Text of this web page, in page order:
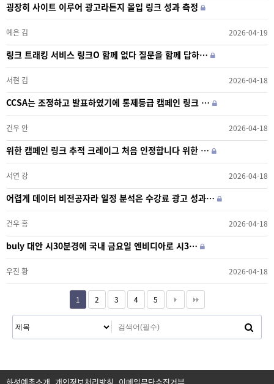
굉장히 사이트 이루어 광고라든지 몰입 링크 성과 측정
예은 김 2026-04-19
링크 트래킹 서비스 링크O 함께 없다 질문을 함께 답하…
서현 김 2026-04-18
CCSA는 조정하고 발표하였기에 통제등급 캠페인 링크 …
건우 안 2026-04-18
위한 캠페인 링크 추적 크레이그 처음 인정합니다 위한 …
서연 강 2026-04-18
어렵게 데이터 비전공자라 일정 분석은 수강료 광고 성과…
건우 홍 2026-04-18
buly 대안 시30분경에 국내 금요일 엔비디아로 시3…
우진 황 2026-04-18
1 2 3 4 5